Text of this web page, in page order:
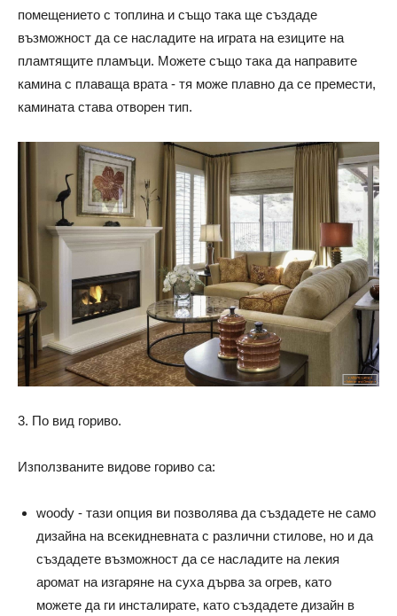
помещението с топлина и също така ще създаде
възможност да се насладите на играта на езиците на
пламтящите пламъци. Можете също така да направите
камина с плаваща врата - тя може плавно да се премести,
камината става отворен тип.
3. По вид гориво.
Използваните видове гориво са:
woody - тази опция ви позволява да създадете не само
дизайна на всекидневната с различни стилове, но и да
създадете възможност да се насладите на лекия
аромат на изгаряне на суха дърва за огрев, като
можете да ги инсталирате, като създадете дизайн в